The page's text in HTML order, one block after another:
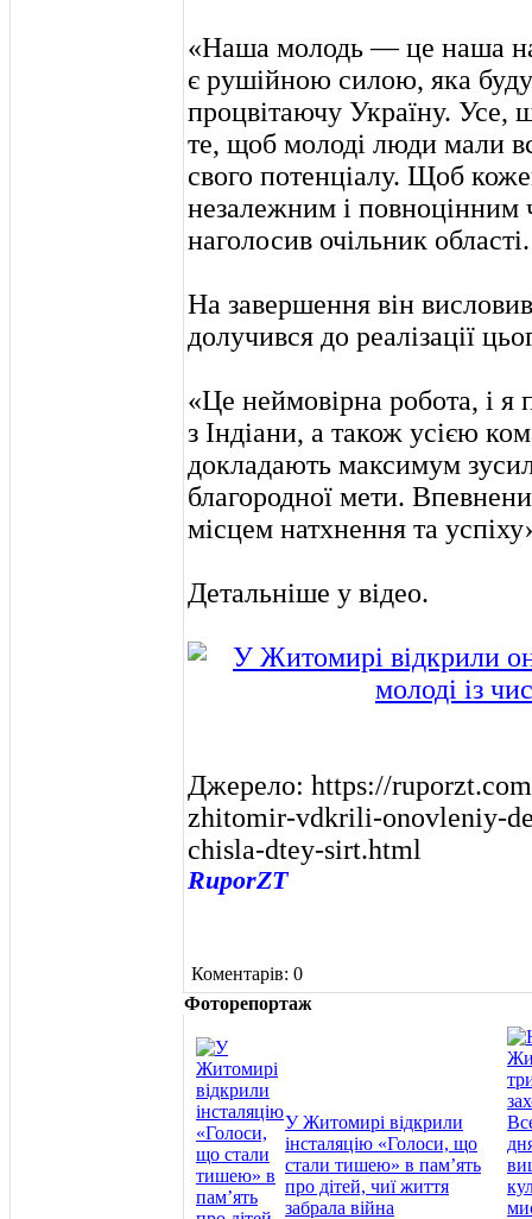
«Наша молодь — це наша
є рушійною силою, яка
процвітаючу Україну.
те, щоб молоді люди мали
свого потенціалу. Щоб
незалежним і повноцінним
наголосив очільник області.
На завершення він
долучився до реалізації
«Це неймовірна робота, і
з Індіани, а також усією
докладають максимум
благородної мети.
місцем натхнення та
Детальніше у відео.
Джерело: https://
zhitomir-vdkrili-onovleniy-
chisla-dtey-sirt.html
RuporZT
Коментарів: 0
Фоторепортаж
У Житомирі відкрили
інсталяцію «Голоси, що
стали тишею» в пам’ять
про дітей, чиї життя
забрала війна